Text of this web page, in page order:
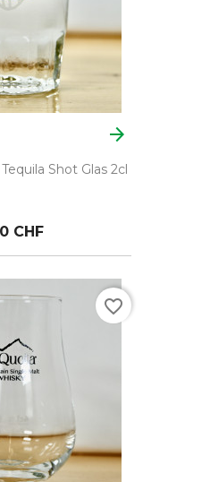
arrow_forward
Shot Glas 2cl
CHF
favorite_border